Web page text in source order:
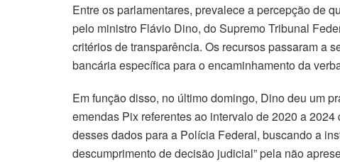
Entre os parlamentares, prevalece a percepção de
pelo ministro Flávio Dino, do Supremo Tribunal
critérios de transparência. Os recursos passaram a
bancária específica para o encaminhamento da
Em função disso, no último domingo, Dino deu um
emendas Pix referentes ao intervalo de 2020 a
desses dados para a Polícia Federal, buscando a
descumprimento de decisão judicial” pela não